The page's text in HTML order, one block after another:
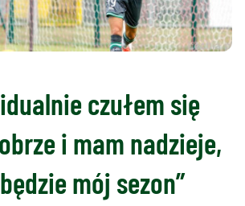
czułem się
i mam nadzieje,
mój sezon”